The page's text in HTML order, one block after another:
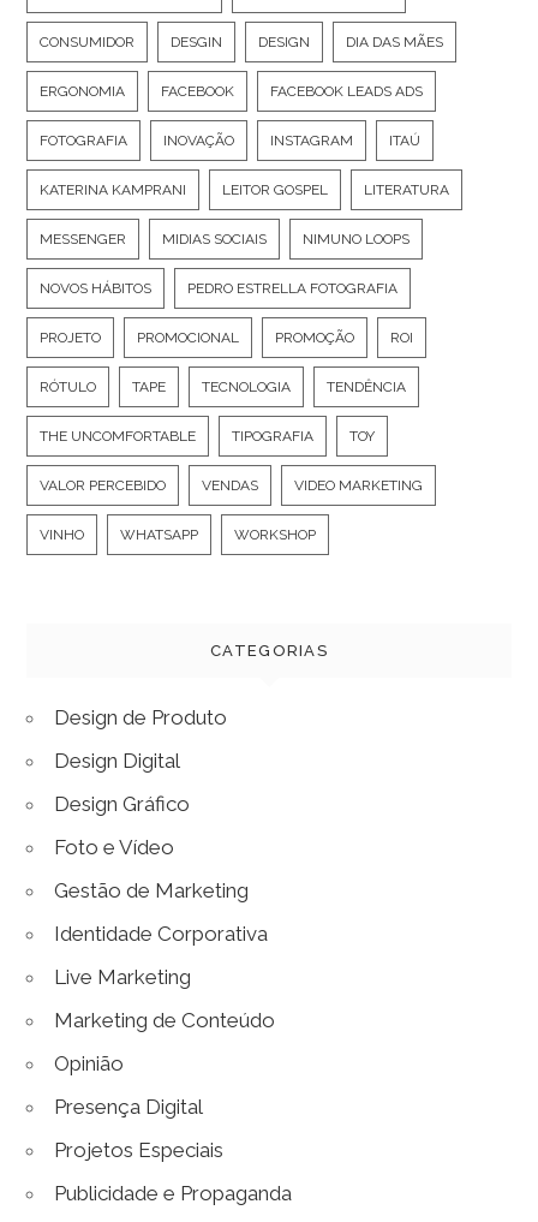
CONSUMIDOR DESGIN DESIGN DIA DAS MÃES
ERGONOMIA FACEBOOK FACEBOOK LEADS ADS
FOTOGRAFIA INOVAÇÃO INSTAGRAM ITAÚ
KATERINA KAMPRANI LEITOR GOSPEL LITERATURA
MESSENGER MIDIAS SOCIAIS NIMUNO LOOPS
NOVOS HÁBITOS PEDRO ESTRELLA FOTOGRAFIA
PROJETO PROMOCIONAL PROMOÇÃO ROI
RÓTULO TAPE TECNOLOGIA TENDÊNCIA
THE UNCOMFORTABLE TIPOGRAFIA TOY
VALOR PERCEBIDO VENDAS VIDEO MARKETING
VINHO WHATSAPP WORKSHOP
CATEGORIAS
Design de Produto
Design Digital
Design Gráfico
Foto e Vídeo
Gestão de Marketing
Identidade Corporativa
Live Marketing
Marketing de Conteúdo
Opinião
Presença Digital
Projetos Especiais
Publicidade e Propaganda